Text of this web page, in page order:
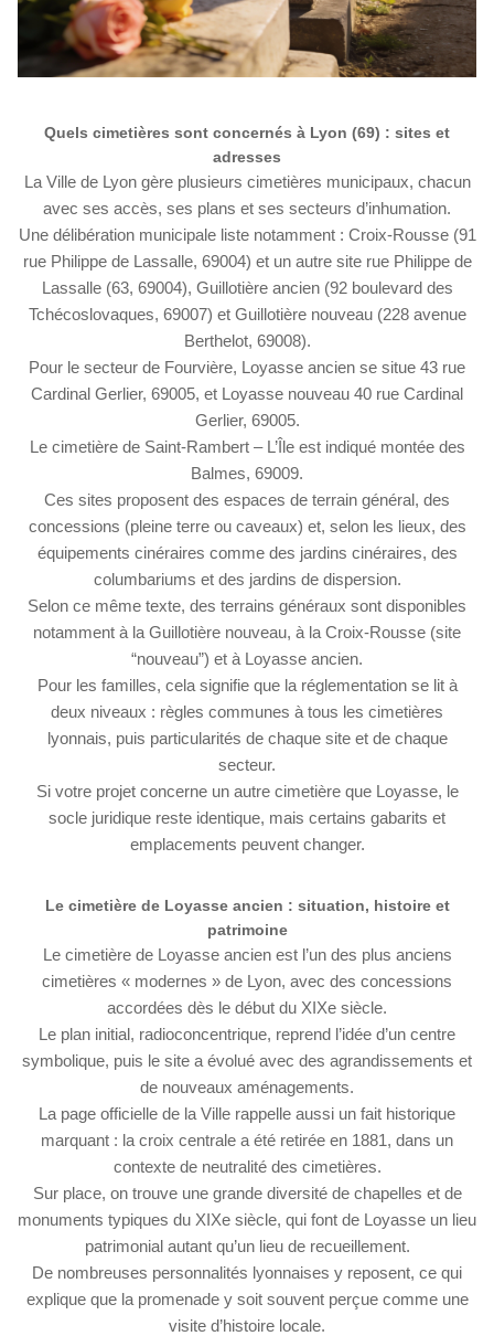
Quels cimetières sont concernés à Lyon (69) : sites et
adresses
La Ville de Lyon gère plusieurs cimetières municipaux, chacun
avec ses accès, ses plans et ses secteurs d’inhumation.
Une délibération municipale liste notamment : Croix-Rousse (91
rue Philippe de Lassalle, 69004) et un autre site rue Philippe de
Lassalle (63, 69004), Guillotière ancien (92 boulevard des
Tchécoslovaques, 69007) et Guillotière nouveau (228 avenue
Berthelot, 69008).
Pour le secteur de Fourvière, Loyasse ancien se situe 43 rue
Cardinal Gerlier, 69005, et Loyasse nouveau 40 rue Cardinal
Gerlier, 69005.
Le cimetière de Saint-Rambert – L’Île est indiqué montée des
Balmes, 69009.
Ces sites proposent des espaces de terrain général, des
concessions (pleine terre ou caveaux) et, selon les lieux, des
équipements cinéraires comme des jardins cinéraires, des
columbariums et des jardins de dispersion.
Selon ce même texte, des terrains généraux sont disponibles
notamment à la Guillotière nouveau, à la Croix-Rousse (site
“nouveau”) et à Loyasse ancien.
Pour les familles, cela signifie que la réglementation se lit à
deux niveaux : règles communes à tous les cimetières
lyonnais, puis particularités de chaque site et de chaque
secteur.
Si votre projet concerne un autre cimetière que Loyasse, le
socle juridique reste identique, mais certains gabarits et
emplacements peuvent changer.
Le cimetière de Loyasse ancien : situation, histoire et
patrimoine
Le cimetière de Loyasse ancien est l’un des plus anciens
cimetières « modernes » de Lyon, avec des concessions
accordées dès le début du XIXe siècle.
Le plan initial, radioconcentrique, reprend l’idée d’un centre
symbolique, puis le site a évolué avec des agrandissements et
de nouveaux aménagements.
La page officielle de la Ville rappelle aussi un fait historique
marquant : la croix centrale a été retirée en 1881, dans un
contexte de neutralité des cimetières.
Sur place, on trouve une grande diversité de chapelles et de
monuments typiques du XIXe siècle, qui font de Loyasse un lieu
patrimonial autant qu’un lieu de recueillement.
De nombreuses personnalités lyonnaises y reposent, ce qui
explique que la promenade y soit souvent perçue comme une
visite d’histoire locale.